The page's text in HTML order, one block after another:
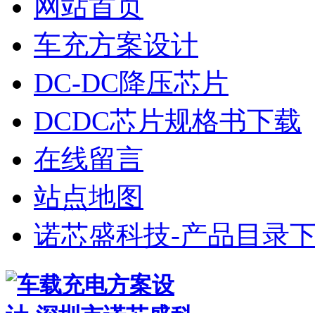
网站首页
车充方案设计
DC-DC降压芯片
DCDC芯片规格书下载
在线留言
站点地图
诺芯盛科技-产品目录